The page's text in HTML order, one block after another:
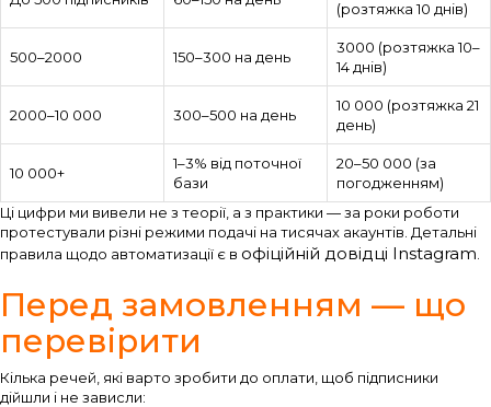
(розтяжка 10 днів)
500–2000 150–300 на день
3000 (розтяжка 10–
14 днів)
2000–10 000 300–500 на день
10 000 (розтяжка 21
день)
10 000+
1–3% від поточної
бази
20–50 000 (за
погодженням)
Ці цифри ми вивели не з теорії, а з практики — за роки роботи
протестували різні режими подачі на тисячах акаунтів. Детальні
правила щодо автоматизації є в офіційній довідці Instagram.
Перед замовленням — що
перевірити
Кілька речей, які варто зробити до оплати, щоб підписники
дійшли і не зависли: